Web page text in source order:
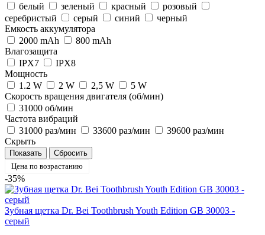
белый
зеленый красный
розовый
серебристый
серый синий
черный
Емкость аккумулятора
2000 mAh
800 mAh
Влагозащита
IPX7
IPX8
Мощность
1.2 W
2 W 2,5 W
5 W
Скорость вращения двигателя (об/мин)
31000 об/мин
Частота вибраций
31000 раз/мин
33600 раз/мин
39600 раз/мин
Скрыть
Цена по возрастанию
-35%
Зубная щетка Dr. Bei Toothbrush Youth Edition GB 30003 -
серый